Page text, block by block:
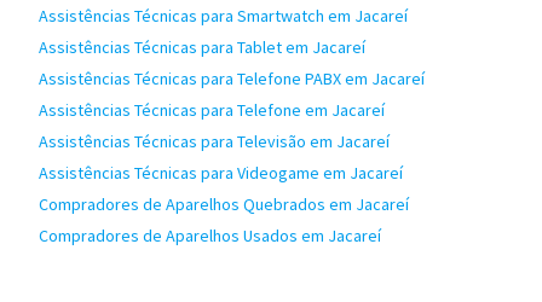
Assistências Técnicas para Smartwatch em Jacareí
Assistências Técnicas para Tablet em Jacareí
Assistências Técnicas para Telefone PABX em Jacareí
Assistências Técnicas para Telefone em Jacareí
Assistências Técnicas para Televisão em Jacareí
Assistências Técnicas para Videogame em Jacareí
Compradores de Aparelhos Quebrados em Jacareí
Compradores de Aparelhos Usados em Jacareí